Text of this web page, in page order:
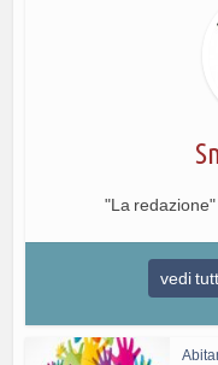
"La
vedi